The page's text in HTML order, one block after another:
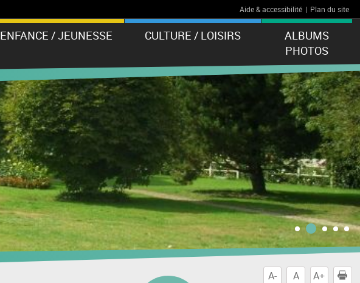
Aide & accessibilité | Plan du site
ENFANCE / JEUNESSE CULTURE / LOISIRS
ALBUMS
PHOTOS
A- A A+